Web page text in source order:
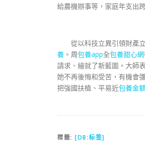
給農機辦事等，家庭年支出
從以科技立異引領財產
養 。周包養app全包養甜心網
請求、繪就了新藍圖。大師
她不再後悔和受苦，有機會
把強國扶植、平易近包養金
標籤: [DB:标签]